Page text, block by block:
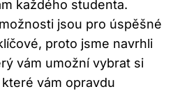
každého studenta.
jsou pro úspěšné
proto jsme navrhli
vám umožní vybrat si
vám opravdu